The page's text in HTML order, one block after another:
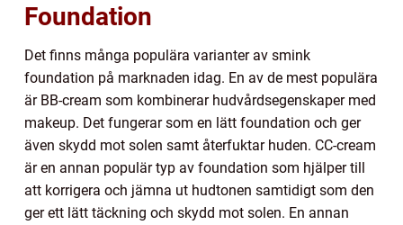
Foundation
Det finns många populära varianter av smink
foundation på marknaden idag. En av de mest populära
är BB-cream som kombinerar hudvårdsegenskaper med
makeup. Det fungerar som en lätt foundation och ger
även skydd mot solen samt återfuktar huden. CC-cream
är en annan populär typ av foundation som hjälper till
att korrigera och jämna ut hudtonen samtidigt som den
ger ett lätt täckning och skydd mot solen. En annan